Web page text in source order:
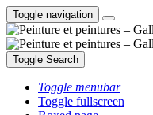
Toggle navigation
Toggle Search
Toggle menubar
Toggle fullscreen